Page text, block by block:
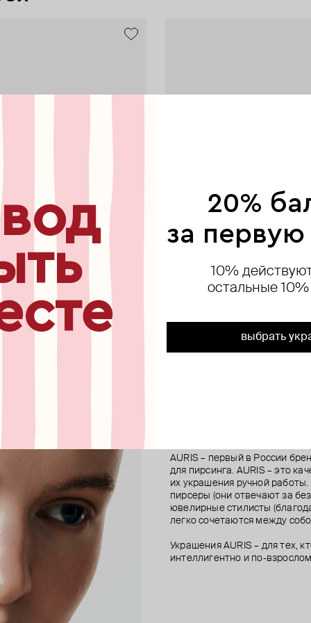
lotus из золота
для пирсинга 7mm
золота с бриллиантом
из золота ksiana
AURIS – первый в России
для пирсинга. AURIS – это
их украшения ручной
пирсеры (они отвечают за
ювелирные стилисты
легко сочетаются между
Украшения AURIS – для тех,
интеллигентно и по-
20%
за первую
10%
остальные
выбрать